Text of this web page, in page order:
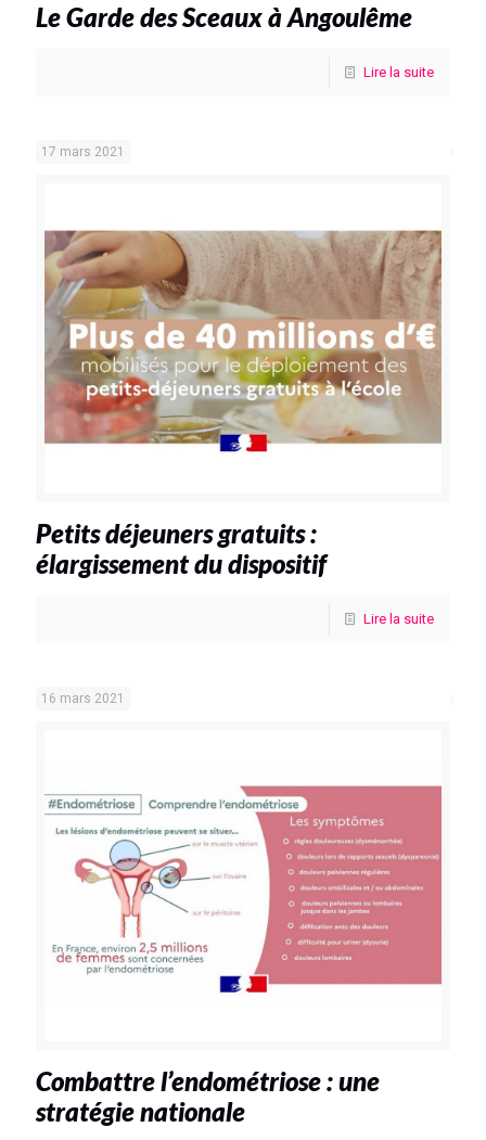
Le Garde des Sceaux à Angoulême
Lire la suite
17 mars 2021
Petits déjeuners gratuits :
élargissement du dispositif
Lire la suite
16 mars 2021
Combattre l’endométriose : une
stratégie nationale